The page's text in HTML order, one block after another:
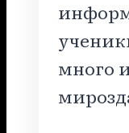
много